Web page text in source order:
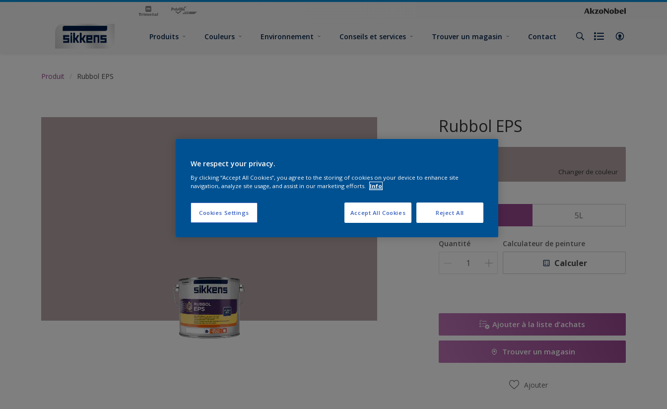
Produits Couleurs Environnement Conseils et services Trouver un magasin Contact
Produit Rubbol EPS
Rubbol EPS
Changer de couleur
5L
Quantité Calculateur de peinture
Calculer
Ajouter à la liste d’achats
Trouver un magasin
Ajouter
We respect your privacy.
By clicking “Accept All Cookies”, you agree to the storing of cookies on your device to enhance site
navigation, analyze site usage, and assist in our marketing efforts.
Info
Cookies Settings Reject All
Accept All Cookies